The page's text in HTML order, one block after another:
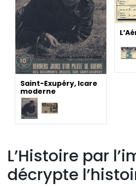
Saint-Exupéry, Icare
moderne
L’Histoire par
décrypte